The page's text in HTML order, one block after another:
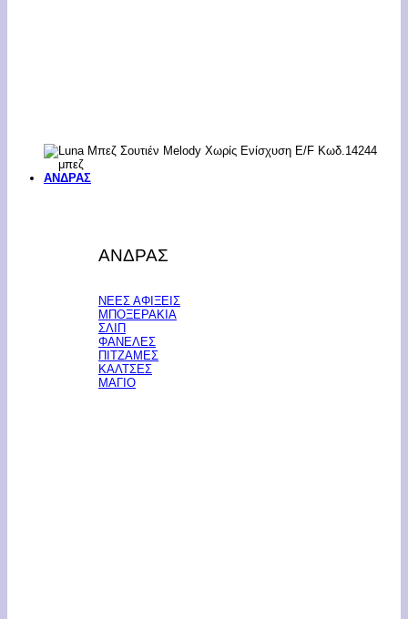
ΑΝΔΡΑΣ
ΑΝΔΡΑΣ
ΝΕΕΣ ΑΦΙΞΕΙΣ
ΜΠΟΞΕΡΑΚΙΑ
ΣΛΙΠ
ΦΑΝΕΛΕΣ
ΠΙΤΖΑΜΕΣ
ΚΑΛΤΣΕΣ
ΜΑΓΙΟ